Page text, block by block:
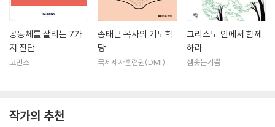
공동체를 살리는 7가
지 진단
고민스
송태근 목사의 기도학
당
국제제자훈련원(DMI)
그리스도 안에서 함께
하라
샘솟는기쁨
작가의 추천